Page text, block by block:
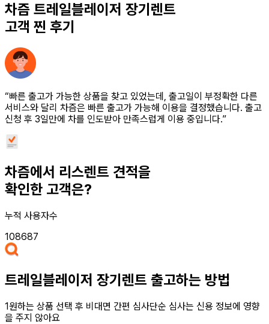
차즘 트레일블레이저 장기렌트
고객 찐 후기
“빠른 출고가 가능한 상품을 찾고 있었는데, 출고일이 부정확한 다른
서비스와 달리 차즘은 빠른 출고가 가능해 이용을 결정했습니다. 출고
신청 후 3일만에 차를 인도받아 만족스럽게 이용 중입니다.”
차즘에서 리스렌트 견적을
확인한 고객은?
누적 사용자수
108687
트레일블레이저 장기렌트 출고하는 방법
1원하는 상품 선택 후 비대면 간편 심사단순 심사는 신용 정보에 영향
을 주지 않아요